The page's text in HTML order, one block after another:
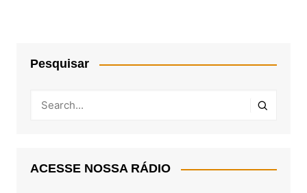
Pesquisar
ACESSE NOSSA RÁDIO